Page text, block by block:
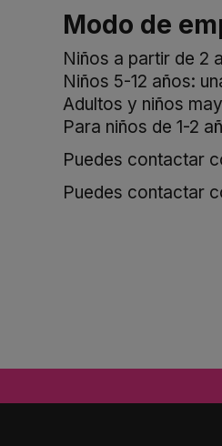
Modo de
Niños a partir de 2
Niños 5-12 años:
Adultos y niños
Para niños de 1-2
Puedes contactar
Puedes contactar